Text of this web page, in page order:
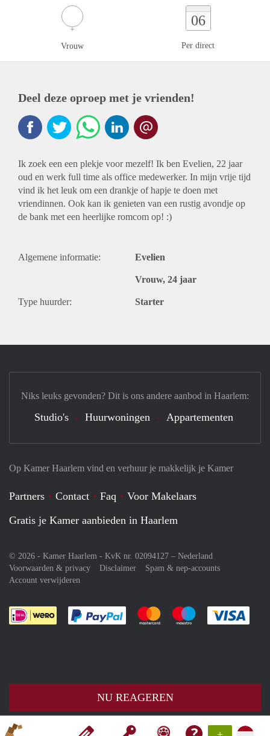
Vrouw
06
Per direct
Deel deze oproep met je vrienden!
Ik zoek een een plekje voor mezelf! Ik ben Evelien, 22 jaar
oud en werk full time als office medewerker. In mijn vrije tijd
vind ik het leuk om een drankje of hapje te doen met
vriendinnen. Ook kan ik genieten van een rustig avondje op
de bank met een heerlijke romcom op! :)
Algemene informatie: Evelien
Vrouw, 24 jaar
Type huurder: Starter
NU REAGEREN
Op Kamer Haarlem vind en verhuur je makkelijk je Kamer
Partners Contact Faq
Voor Makelaars
Gratis je Kamer aanbieden in Haarlem
© 2026 - Kamer Haarlem - KvK nr. 02094127 – Nederland
Voorwaarden & privacy
Disclaimer
Spam & nep-accounts
Account verwijderen
Je rekent gemakkelijk af met Paypal
Je rekent gemakkelijk af met
Je rekent
Niks leuks gevonden? Dit is ons andere aanbod in Haarlem:
Studio's Huurwoningen Appartementen